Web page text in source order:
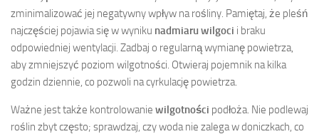
zminimalizować jej negatywny wpływ na rośliny. Pamiętaj, że pleśń
najczęściej pojawia się w wyniku nadmiaru wilgoci i braku
odpowiedniej wentylacji. Zadbaj o regularną wymianę powietrza,
aby zmniejszyć poziom wilgotności. Otwieraj pojemnik na kilka
godzin dziennie, co pozwoli na cyrkulację powietrza.
Ważne jest także kontrolowanie wilgotności podłoża. Nie podlewaj
roślin zbyt często; sprawdzaj, czy woda nie zalega w doniczkach, co